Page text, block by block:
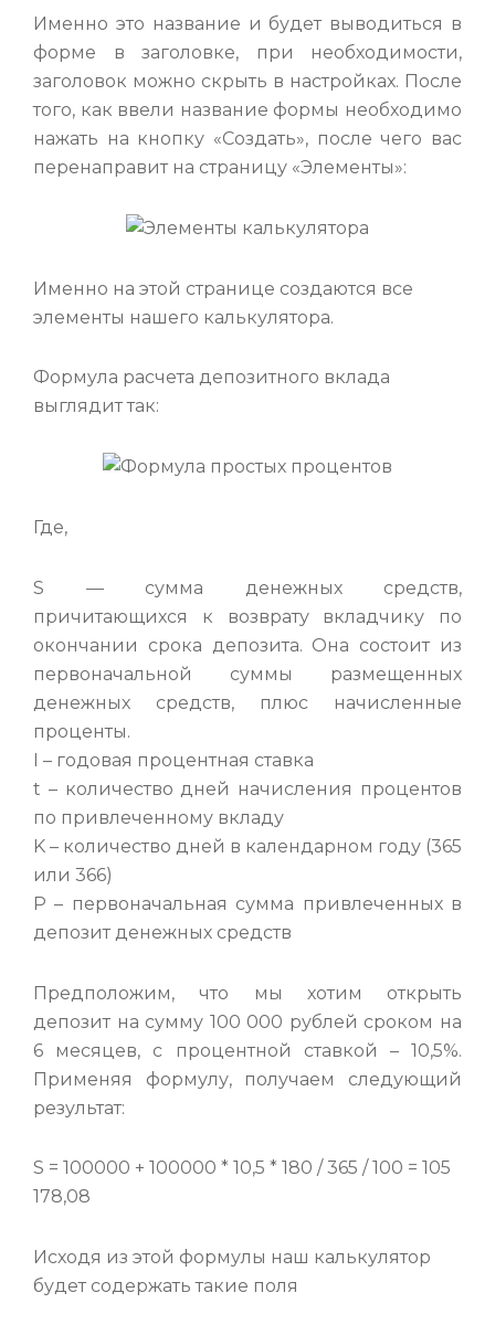
Именно это название и будет выводиться в
форме в заголовке, при необходимости,
заголовок можно скрыть в настройках. После
того, как ввели название формы необходимо
нажать на кнопку «Создать», после чего вас
перенаправит на страницу «Элементы»:
Именно на этой странице создаются все
элементы нашего калькулятора.
Формула расчета депозитного вклада
выглядит так:
Где,
S — сумма денежных средств,
причитающихся к возврату вкладчику по
окончании срока депозита. Она состоит из
первоначальной суммы размещенных
денежных средств, плюс начисленные
проценты.
I – годовая процентная ставка
t – количество дней начисления процентов
по привлеченному вкладу
K – количество дней в календарном году (365
или 366)
P – первоначальная сумма привлеченных в
депозит денежных средств
Предположим, что мы хотим открыть
депозит на сумму 100 000 рублей сроком на
6 месяцев, с процентной ставкой – 10,5%.
Применяя формулу, получаем следующий
результат:
S = 100000 + 100000 * 10,5 * 180 / 365 / 100 = 105
178,08
Исходя из этой формулы наш калькулятор
будет содержать такие поля